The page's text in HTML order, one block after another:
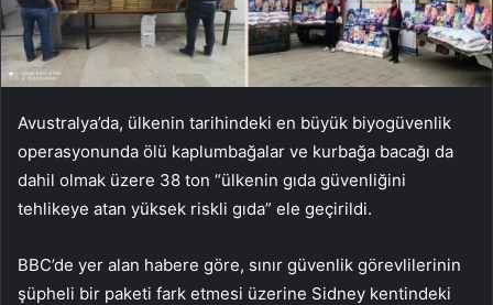
Avustralya’da, ülkenin tarihindeki en büyük biyogüvenlik
operasyonunda ölü kaplumbağalar ve kurbağa bacağı da
dahil olmak üzere 38 ton “ülkenin gıda güvenliğini
tehlikeye atan yüksek riskli gıda” ele geçirildi.
BBC’de yer alan habere göre, sınır güvenlik görevlilerinin
şüpheli bir paketi fark etmesi üzerine Sidney kentindeki